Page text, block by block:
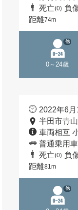
死亡(0) 負
距離74m
0～24歳
他
2022年6
半田市青
車両相互
普通乗用車
死亡(0) 負
距離81m
他